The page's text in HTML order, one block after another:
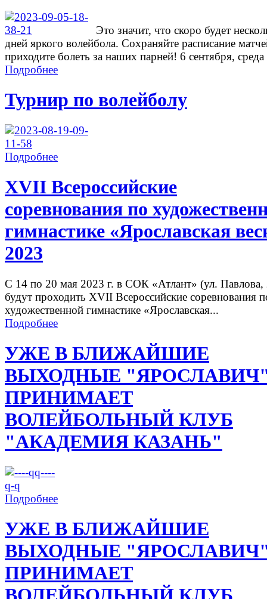
Это значит, что скоро будет
дней яркого волейбола. Сохраняйте расписание
приходите болеть за наших парней! 6 сентября, среда
Подробнее
Турнир по волейболу
Подробнее
ХVII Всероссийские
соревнования по
гимнастике «Ярославская
2023
С 14 по 20 мая 2023 г. в СОК «Атлант» (ул. Павлова,
будут проходить XVII Всероссийские соревнования
художественной гимнастике «Ярославская...
Подробнее
УЖЕ В БЛИЖАЙШИЕ
ВЫХОДНЫЕ
ПРИНИМАЕТ
ВОЛЕЙБОЛЬНЫЙ КЛУБ
"АКАДЕМИЯ КАЗАНЬ"
Подробнее
УЖЕ В БЛИЖАЙШИЕ
ВЫХОДНЫЕ
ПРИНИМАЕТ